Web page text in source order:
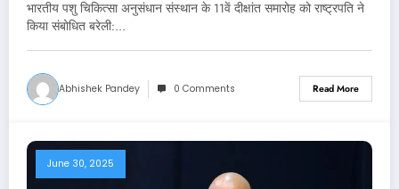
भारतीय पशु चिकित्सा अनुसंधान संस्थान के 11वें दीक्षांत समारोह को राष्ट्रपति ने
किया संबोधित बरेली:…
Abhishek Pandey 0 Comments Read More
June 30, 2025